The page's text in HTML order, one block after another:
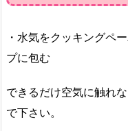
・水気をクッキングペ
プに包む
できるだけ空気に触れ
で下さい。